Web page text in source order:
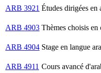
ARB 3921 Études dirigées en
ARB 4903 Thèmes choisis en
ARB 4904 Stage en langue
ARB 4911 Cours avancé